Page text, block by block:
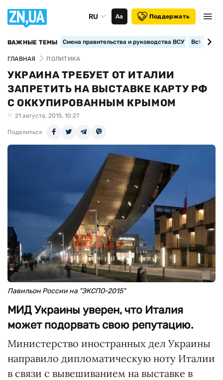
RU Аа Поддержать
ВАЖНЫЕ ТЕМЫ Смена правительства и руководства ВСУ
ГЛАВНАЯ ПОЛИТИКА
УКРАИНА ТРЕБУЕТ ОТ ИТАЛИИ
ЗАПРЕТИТЬ НА ВЫСТАВКЕ КАРТУ РФ
С ОККУПИРОВАННЫМ КРЫМОМ
21 августа, 2015, 10:27
Поделиться
Павильон России на "ЭКСПО-2015"
МИД Украины уверен, что Италия
может подорвать свою репутацию.
Министерство иностранных дел Украины
направило дипломатическую ноту Италии
в связи с вывешиванием на выставке в